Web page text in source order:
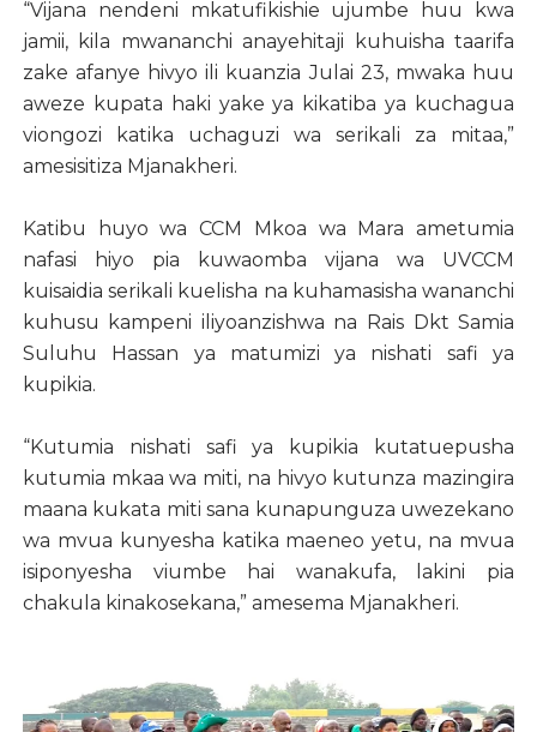
“Vijana nendeni mkatufikishie ujumbe huu kwa
jamii, kila mwananchi anayehitaji kuhuisha taarifa
zake afanye hivyo ili kuanzia Julai 23, mwaka huu
aweze kupata haki yake ya kikatiba ya kuchagua
viongozi katika uchaguzi wa serikali za mitaa,”
amesisitiza Mjanakheri.
Katibu huyo wa CCM Mkoa wa Mara ametumia
nafasi hiyo pia kuwaomba vijana wa UVCCM
kuisaidia serikali kuelisha na kuhamasisha wananchi
kuhusu kampeni iliyoanzishwa na Rais Dkt Samia
Suluhu Hassan ya matumizi ya nishati safi ya
kupikia.
“Kutumia nishati safi ya kupikia kutatuepusha
kutumia mkaa wa miti, na hivyo kutunza mazingira
maana kukata miti sana kunapunguza uwezekano
wa mvua kunyesha katika maeneo yetu, na mvua
isiponyesha viumbe hai wanakufa, lakini pia
chakula kinakosekana,” amesema Mjanakheri.